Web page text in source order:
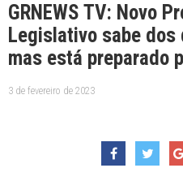
GRNEWS TV: Novo
Legislativo sabe
mas está preparado
3 de fevereiro de 2023